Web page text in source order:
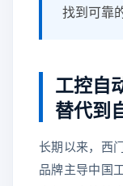
找到可靠
工控自
替代到
长期以来，西
品牌主导中国